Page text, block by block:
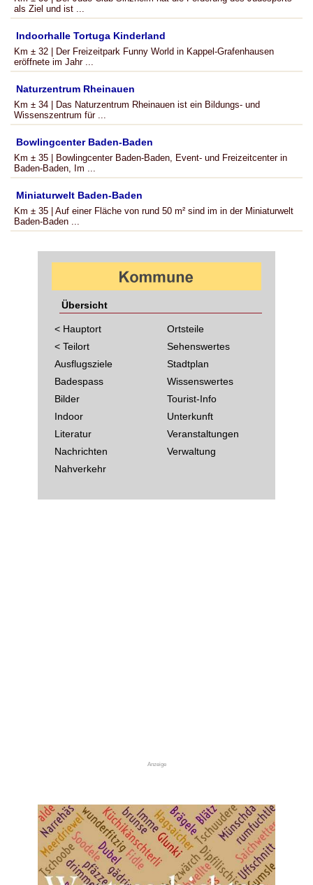
als Ziel und ist ...
Indoorhalle Tortuga Kinderland
Km ± 32 | Der Freizeitpark Funny World in Kappel-Grafenhausen
eröffnete im Jahr ...
Naturzentrum Rheinauen
Km ± 34 | Das Naturzentrum Rheinauen ist ein Bildungs- und
Wissenszentrum für ...
Bowlingcenter Baden-Baden
Km ± 35 | Bowlingcenter Baden-Baden, Event- und Freizeitcenter in
Baden-Baden, Im ...
Miniaturwelt Baden-Baden
Km ± 35 | Auf einer Fläche von rund 50 m² sind im in der Miniaturwelt
Baden-Baden ...
Übersicht
< Hauptort
< Teilort
Ausflugsziele
Badespass
Bilder
Indoor
Literatur
Nachrichten
Nahverkehr
Ortsteile
Sehenswertes
Stadtplan
Wissenswertes
Tourist-Info
Unterkunft
Veranstaltungen
Verwaltung
Anzeige